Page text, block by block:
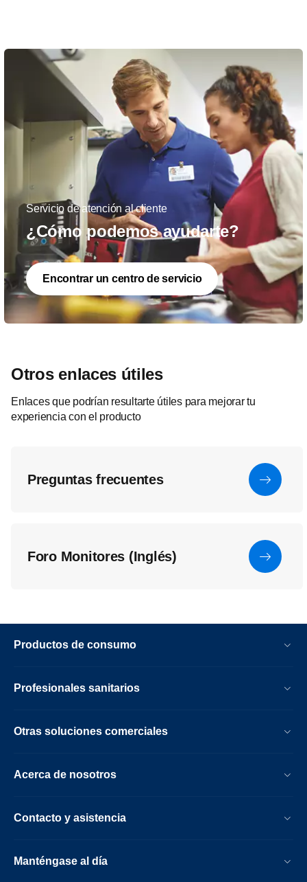
Servicio de atención al cliente
¿Cómo podemos ayudarte?
Encontrar un centro de servicio
Otros enlaces útiles
Enlaces que podrían resultarte útiles para mejorar tu
experiencia con el producto
Preguntas frecuentes
Foro Monitores (Inglés)
Productos de consumo
Profesionales sanitarios
Otras soluciones comerciales
Acerca de nosotros
Contacto y asistencia
Manténgase al día